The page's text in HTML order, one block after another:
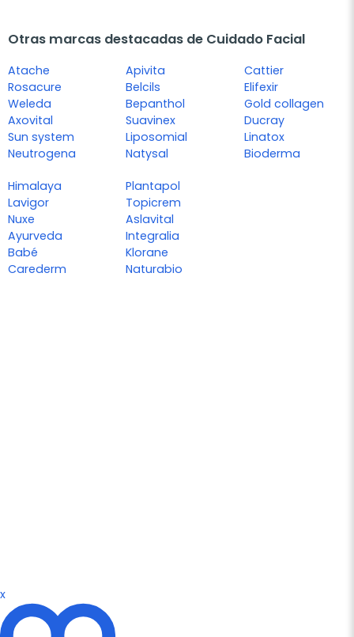
Otras marcas destacadas de Cuidado Facial
Atache
Rosacure
Weleda
Axovital
Sun system
Neutrogena
Apivita
Belcils
Bepanthol
Suavinex
Liposomial
Natysal
Cattier
Elifexir
Gold collagen
Ducray
Linatox
Bioderma
Himalaya
Lavigor
Nuxe
Ayurveda
Babé
Carederm
Plantapol
Topicrem
Aslavital
Integralia
Klorane
Naturabio
x